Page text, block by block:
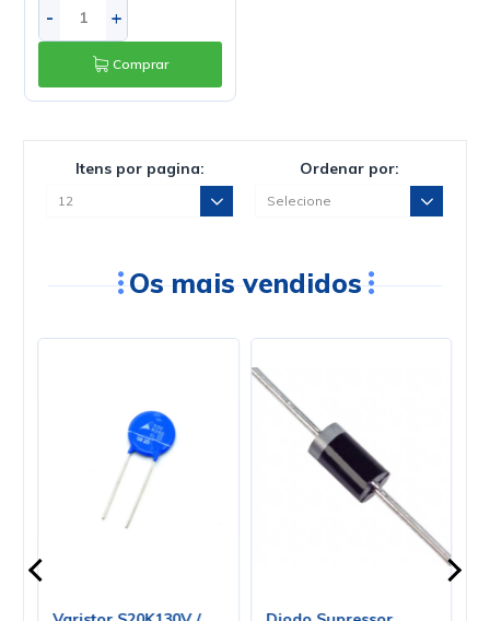
- +
Comprar
Itens por pagina: Ordenar por:
Os mais vendidos